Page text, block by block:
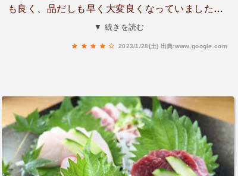
も良く、品だしも早く大変良くなっていました。
少し遠いけど、また行きたいと思いました。
▼ 続きを読む
2023/1/28(土) 出典:www.google.com